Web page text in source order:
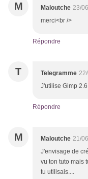
M Maloutche 23/
merci<br />
Répondre
T Telegramme
J'utilise Gimp 2.6
Répondre
M Maloutche 21/
J'envisage de
vu ton tuto mais
tu utilisais....